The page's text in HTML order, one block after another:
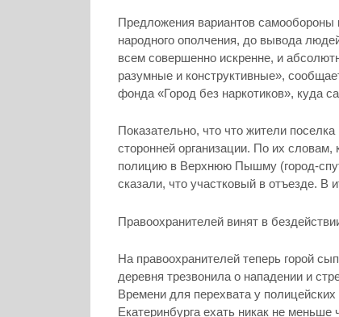
Предложения вариантов самообороны
народного ополчения, до вывода
всем совершенно искренне, и
разумные и конструктивные»,
фонда «Город без наркотиков», куда
Показательно, что что жители
сторонней организации. По их словам,
полицию в Верхнюю Пышму (город-
сказали, что участковый в отъезде. В
Правоохранителей винят в
На правоохранителей теперь горой
деревня трезвонила о нападении и
Времени для перехвата у
Екатеринбурга ехать никак не